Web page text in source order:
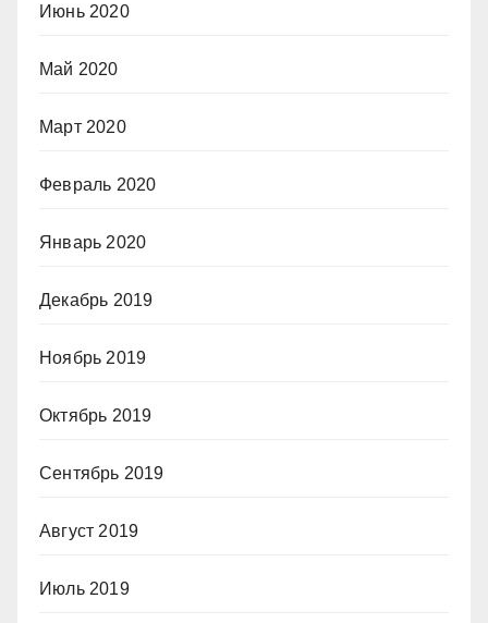
Июнь 2020
Май 2020
Март 2020
Февраль 2020
Январь 2020
Декабрь 2019
Ноябрь 2019
Октябрь 2019
Сентябрь 2019
Август 2019
Июль 2019